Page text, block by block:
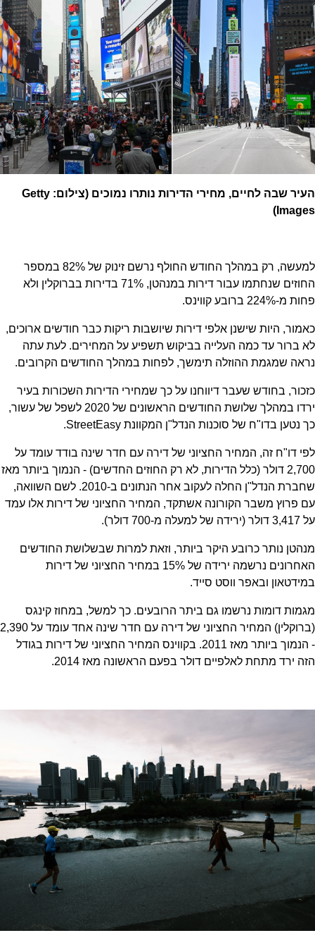
העיר שבה לחיים, מחירי הדירות נותרו נמוכים (צילום: Getty
Images)
למעשה, רק במהלך החודש החולף נרשם זינוק של 82% במספר
החוזים שנחתמו עבור דירות במנהטן, 71% בדירות בברוקלין ולא
פחות מ-224% ברובע קווינס.
כאמור, היות שישנן אלפי דירות שיושבות ריקות כבר חודשים ארוכים,
לא ברור עד כמה העלייה בביקוש תשפיע על המחירים. לעת עתה
נראה שמגמת ההוזלה תימשך, לפחות במהלך החודשים הקרובים.
כזכור, בחודש שעבר דיווחנו על כך שמחירי הדירות השכורות בעיר
ירדו במהלך שלושת החודשים הראשונים של 2020 לשפל של עשור,
כך נטען בדו"ח של סוכנות הנדל"ן המקוונת StreetEasy.
לפי דו"ח זה, המחיר החציוני של דירה עם חדר שינה בודד עומד על
2,700 דולר (כלל הדירות, לא רק החוזים החדשים) - הנמוך ביותר מאז
שחברת הנדל"ן החלה לעקוב אחר הנתונים ב-2010. לשם השוואה,
עם פרוץ משבר הקורונה אשתקד, המחיר החציוני של דירות אלו עמד
על 3,417 דולר (ירידה של למעלה מ-700 דולר).
מנהטן נותר כרובע היקר ביותר, וזאת למרות שבשלושת החודשים
האחרונים נרשמה ירידה של 15% במחיר החציוני של דירות
במידטאון ובאפר ווסט סייד.
מגמות דומות נרשמו גם ביתר הרובעים. כך למשל, במחוז קינגס
(ברוקלין) המחיר החציוני של דירה עם חדר שינה אחד עומד על 2,390
- הנמוך ביותר מאז 2011. בקווינס המחיר החציוני של דירות בגודל
הזה ירד מתחת לאלפיים דולר בפעם הראשונה מאז 2014.